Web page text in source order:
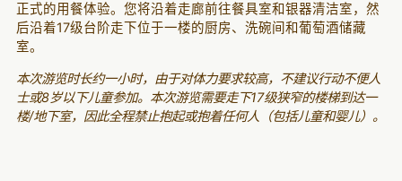
正式的用餐体验。您将沿着走廊前往餐具室和银器清洁室，然
后沿着17级台阶走下位于一楼的厨房、洗碗间和葡萄酒储藏
室。
本次游览时长约一小时，由于对体力要求较高，不建议行动不便人
士或8岁以下儿童参加。本次游览需要走下17级狭窄的楼梯到达一
楼/地下室，因此全程禁止抱起或抱着任何人（包括儿童和婴儿）。